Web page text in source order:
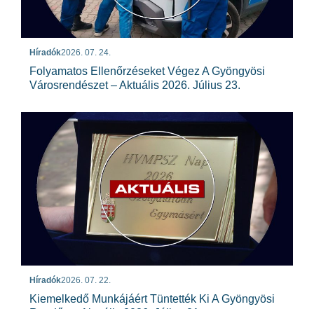
Híradók2026. 07. 24.
Folyamatos Ellenőrzéseket Végez A Gyöngyösi
Városrendészet – Aktuális 2026. Július 23.
Híradók2026. 07. 22.
Kiemelkedő Munkájáért Tüntették Ki A Gyöngyösi